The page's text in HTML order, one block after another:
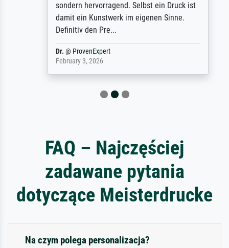
sondern hervorragend. Selbst ein Druck ist
damit ein Kunstwerk im eigenen Sinne.
Definitiv den Pre...
@ProvenExpert
February 3, 2026
FAQ – Najczęściej
zadawane pytania
dotyczące Meisterdrucke
Na czym polega personalizacja?